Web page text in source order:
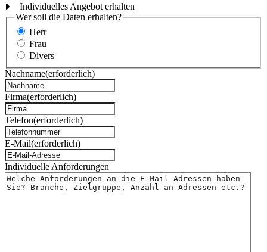
Individuelles Angebot erhalten
Wer soll die Daten erhalten?
Herr
Frau
Divers
Nachname(erforderlich)
Firma(erforderlich)
Telefon(erforderlich)
E-Mail(erforderlich)
Individuelle Anforderungen